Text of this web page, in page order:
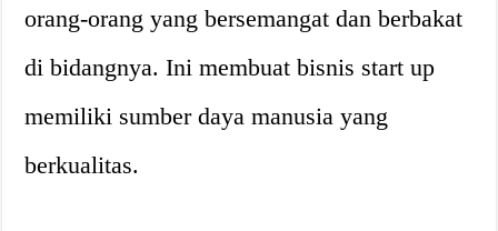
orang-orang yang bersemangat dan berbakat
di bidangnya. Ini membuat bisnis start up
memiliki sumber daya manusia yang
berkualitas.